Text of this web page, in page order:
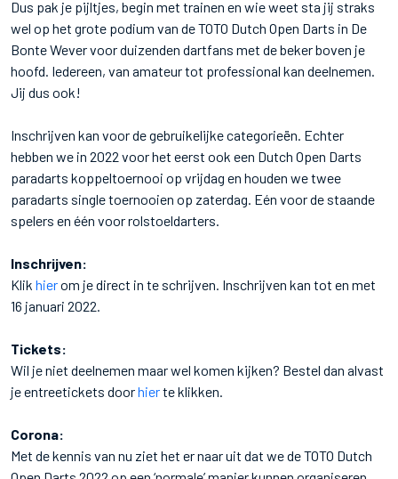
Dus pak je pijltjes, begin met trainen en wie weet sta jij straks
wel op het grote podium van de TOTO Dutch Open Darts in De
Bonte Wever voor duizenden dartfans met de beker boven je
hoofd. Iedereen, van amateur tot professional kan deelnemen.
Jij dus ook!
Inschrijven kan voor de gebruikelijke categorieën. Echter
hebben we in 2022 voor het eerst ook een Dutch Open Darts
paradarts koppeltoernooi op vrijdag en houden we twee
paradarts single toernooien op zaterdag. Eén voor de staande
spelers en één voor rolstoeldarters.
Inschrijven:
Klik hierom je direct in te schrijven. Inschrijven kan tot en met
16 januari 2022.
Tickets:
Wil je niet deelnemen maar wel komen kijken? Bestel dan alvast
je entreetickets doorhierte klikken.
Corona:
Met de kennis van nu ziet het er naar uit dat we de TOTO Dutch